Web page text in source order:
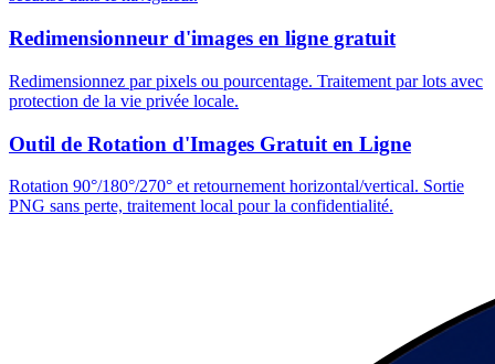
Redimensionneur d'images en ligne gratuit
Redimensionnez par pixels ou pourcentage. Traitement par lots avec
protection de la vie privée locale.
Outil de Rotation d'Images Gratuit en Ligne
Rotation 90°/180°/270° et retournement horizontal/vertical. Sortie
PNG sans perte, traitement local pour la confidentialité.